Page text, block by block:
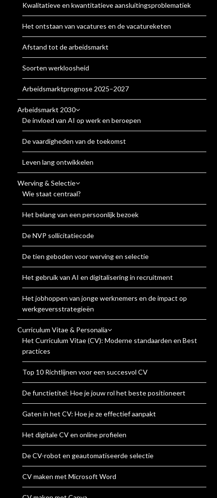
Kwalitatieve en kwantitatieve aansluitingsproblematiek
Het ontstaan van vacatures en de vacatureketen
Afstand tot de arbeidsmarkt
Soorten werkloosheid
Arbeidsmarktprognose 2025–2027
Arbeidsmarkt 2030
De invloed van AI op werk en beroepen
De vaardigheden van de toekomst
Leven lang ontwikkelen
Werving & Selectie
Wie staat centraal?
Het belang van een persoonlijk bezoek
De NVP sollicitatiecode
De tien geboden voor werving en selectie
Het gebruik van AI en digitalisering in recruitment
Het jobhoppen van jonge werknemers en de impact op
werkgeversstrategieën
Curriculum Vitae & Personalia
Het Curriculum Vitae (CV): Moderne standaarden en Best
practices
Top 10 Richtlijnen voor een succesvol CV
De functietitel: Hoe je jouw rol het beste positioneert
Gaten in het CV: Hoe je ze effectief aanpakt
Het digitale CV en online profielen
De CV-robot en geautomatiseerde selectie
CV maken met Microsoft Word